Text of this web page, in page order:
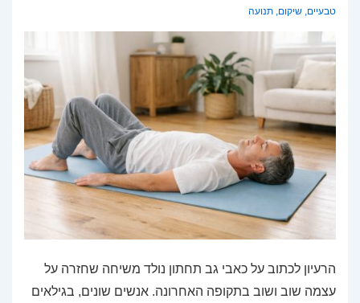
טבעיים, שיקום, תנועה
הרעיון לכתוב על כאבי גב תחתון נולד משיחה שחזרה על
עצמה שוב ושוב בתקופה האחרונה. אנשים שונים, בגילאים